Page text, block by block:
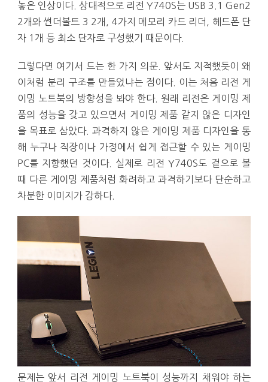
놓은 인상이다. 상대적으로 리전 Y740S는 USB 3.1 Gen2
2개와 썬더볼트 3 2개, 4가지 메모리 카드 리더, 헤드폰 단
자 1개 등 최소 단자로 구성했기 때문이다.
그렇다면 여기서 드는 한 가지 의문. 앞서도 지적했듯이 왜
이처럼 분리 구조를 만들었냐는 점이다. 이는 처음 리전 게
이밍 노트북의 방향성을 봐야 한다. 원래 리전은 게이밍 제
품의 성능을 갖고 있으면서 게이밍 제품 같지 않은 디자인
을 목표로 삼았다. 과격하지 않은 게이밍 제품 디자인을 통
해 누구나 직장이나 가정에서 쉽게 접근할 수 있는 게이밍
PC를 지향했던 것이다. 실제로 리전 Y740S도 겉으로 볼
때 다른 게이밍 제품처럼 화려하고 과격하기보다 단순하고
차분한 이미지가 강하다.
문제는 앞서 리전 게이밍 노트북이 성능까지 채워야 하는